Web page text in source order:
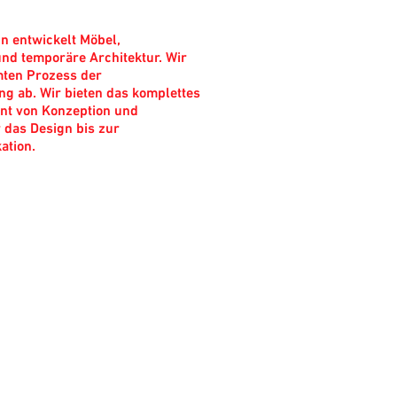
entwickelt Möbel,
temporäre Architektur. Wir
Prozess der
ab. Wir bieten das komplettes
von Konzeption und
Design bis zur